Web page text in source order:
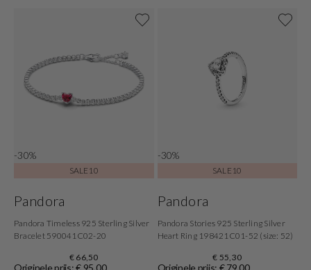
-30%
SALE10
Pandora
Pandora Timeless 925 Sterling Silver
Bracelet 590041C02-20
€ 66,50
-30%
SALE10
Pandora
Pandora Stories 925 Sterling Silver
Heart Ring 198421C01-52 (size: 52)
€ 55,30